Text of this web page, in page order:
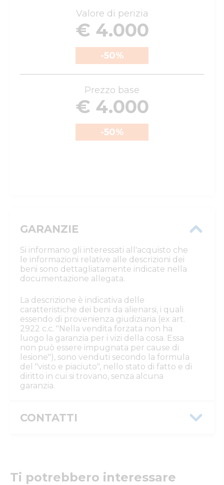
Valore di perizia
€ 4.000
-50%
Prezzo base
€ 4.000
-50%
GARANZIE
Si informano gli interessati all'acquisto che
le informazioni relative alle descrizioni dei
beni sono dettagliatamente indicate nella
documentazione allegata.
La descrizione è indicativa delle
caratteristiche dei beni da alienarsi, i quali
essendo di provenienza giudiziaria (ex art.
2922 c.c. "Nella vendita forzata non ha
luogo la garanzia per i vizi della cosa. Essa
non può essere impugnata per cause di
lesione"), sono venduti secondo la formula
del "visto e piaciuto", nello stato di fatto e di
diritto in cui si trovano, senza alcuna
garanzia.
CONTATTI
Email/PEC: ivgre@ivgreggioemilia.it
Ti potrebbero interessare